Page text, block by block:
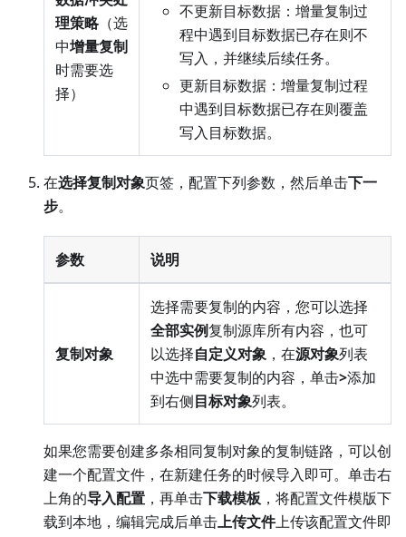
理策略（选
中增量复制
时需要选
择）
不更新目标数据：增量复制过
程中遇到目标数据已存在则不
写入，并继续后续任务。
更新目标数据：增量复制过程
中遇到目标数据已存在则覆盖
写入目标数据。
在选择复制对象页签，配置下列参数，然后单击下一
步。
参数 说明
复制对象
选择需要复制的内容，您可以选择
全部实例复制源库所有内容，也可
以选择自定义对象 ，在源对象列表
中选中需要复制的内容，单击>添加
到右侧目标对象列表。
如果您需要创建多条相同复制对象的复制链路，可以创
建一个配置文件，在新建任务的时候导入即可。单击右
上角的导入配置 ，再单击下载模板 ，将配置文件模版下
载到本地，编辑完成后单击上传文件上传该配置文件即